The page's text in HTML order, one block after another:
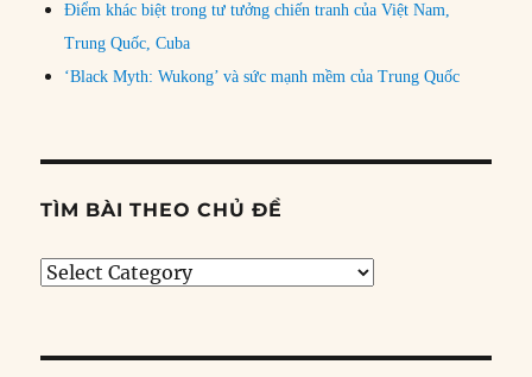
Điểm khác biệt trong tư tưởng chiến tranh của Việt Nam,
Trung Quốc, Cuba
‘Black Myth: Wukong’ và sức mạnh mềm của Trung Quốc
TÌM BÀI THEO CHỦ ĐỀ
Tìm